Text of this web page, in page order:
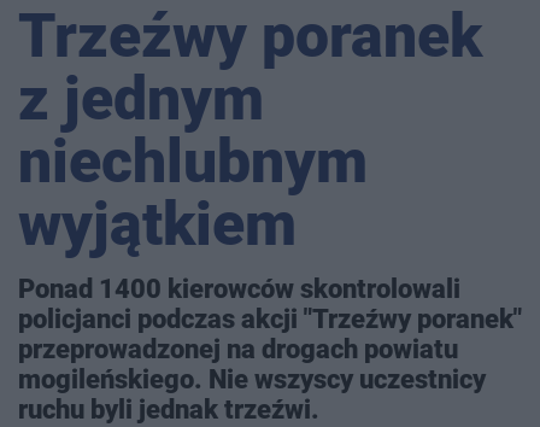
Trzeźwy poranek
z jednym
niechlubnym
wyjątkiem
Ponad 1400 kierowców skontrolowali
policjanci podczas akcji "Trzeźwy poranek"
przeprowadzonej na drogach powiatu
mogileńskiego. Nie wszyscy uczestnicy
ruchu byli jednak trzeźwi.